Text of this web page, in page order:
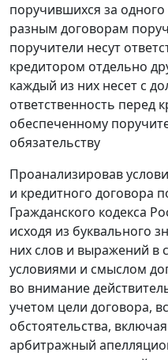
поручившихся за
разным договорам
поручители несут
кредитором отдельно
каждый из них несет с
ответственность перед
обеспеченному
обязательству
Проанализировав
и кредитного договора
Гражданского кодекса
исходя из буквального
них слов и выражений в
условиями и смыслом
во внимание
учетом цели договора,
обстоятельства,
арбитражный